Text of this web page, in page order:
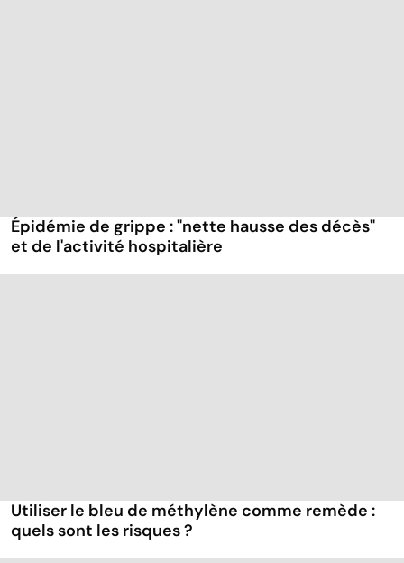
Épidémie de grippe : "nette hausse des décès"
et de l'activité hospitalière
Utiliser le bleu de méthylène comme remède :
quels sont les risques ?